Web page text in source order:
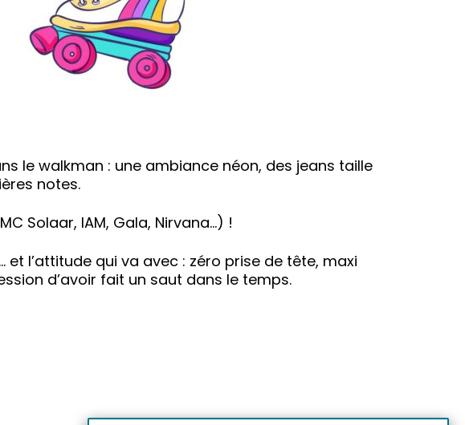
le walkman : une ambiance néon, des jeans taille
notes.
Solaar, IAM, Gala, Nirvana…) !
l’attitude qui va avec : zéro prise de tête, maxi
d’avoir fait un saut dans le temps.